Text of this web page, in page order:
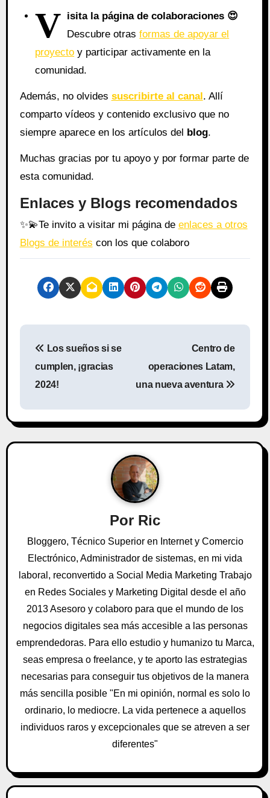
V isita la página de colaboraciones 😍
Descubre otrasformas de apoyar el
proyecto y participar activamente en la
comunidad.
Además, no olvides suscribirte al canal. Allí
comparto vídeos y contenido exclusivo que no
siempre aparece en los artículos del blog.
Muchas gracias por tu apoyo y por formar parte de
esta comunidad.
Enlaces y Blogs recomendados
✨💫Te invito a visitar mi página de enlaces a otros
Blogs de interés con los que colaboro
e
g
ó
n
d
e
e
n
t
r
a
a
Los sueños si se
cumplen, ¡gracias
2024!
Centro de
operaciones Latam,
una nueva aventura
Por Ric
Bloggero, Técnico Superior en Internet y Comercio
Electrónico, Administrador de sistemas, en mi vida
laboral, reconvertido a Social Media Marketing Trabajo
en Redes Sociales y Marketing Digital desde el año
2013 Asesoro y colaboro para que el mundo de los
negocios digitales sea más accesible a las personas
emprendedoras. Para ello estudio y humanizo tu Marca,
seas empresa o freelance, y te aporto las estrategias
necesarias para conseguir tus objetivos de la manera
más sencilla posible "En mi opinión, normal es solo lo
ordinario, lo mediocre. La vida pertenece a aquellos
individuos raros y excepcionales que se atreven a ser
diferentes"